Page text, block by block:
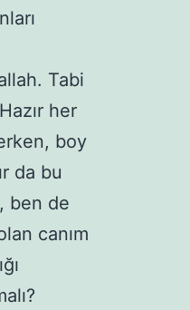
Tabi
her
boy
da bu
ben de
canım